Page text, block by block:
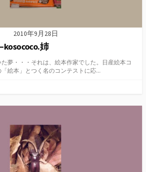
2010年9月28日
姉
夢・・・それは、絵本作家でした。日産絵本コ
絵本」とつく名のコンテストに応...